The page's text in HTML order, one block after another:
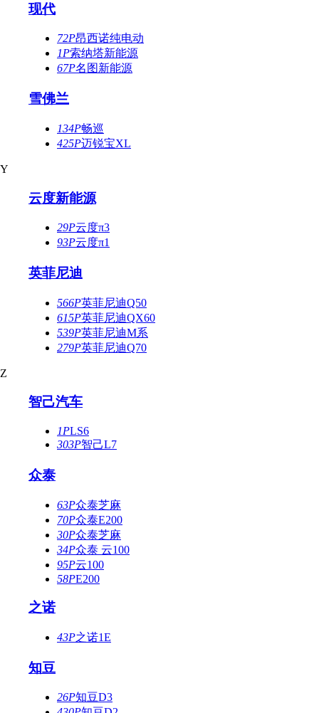
现代
72P昂西诺纯电动
1P索纳塔新能源
67P名图新能源
雪佛兰
134P畅巡
425P迈锐宝XL
Y
云度新能源
29P云度π3
93P云度π1
英菲尼迪
566P英菲尼迪Q50
615P英菲尼迪QX60
539P英菲尼迪M系
279P英菲尼迪Q70
Z
智己汽车
1PLS6
303P智己L7
众泰
63P众泰芝麻
70P众泰E200
30P众泰芝麻
34P众泰 云100
95P云100
58PE200
之诺
43P之诺1E
知豆
26P知豆D3